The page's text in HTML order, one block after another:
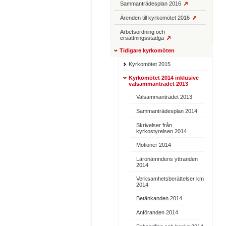
Sammanträdesplan 2016
Ärenden till kyrkomötet 2016
Arbetsordning och
ersättningsstadga
Tidigare kyrkomöten
Kyrkomötet 2015
Kyrkomötet 2014 inklusive
valsammanträdet 2013
Valsammanträdet 2013
Sammanträdesplan 2014
Skrivelser från
kyrkostyrelsen 2014
Motioner 2014
Läronämndens yttranden
2014
Verksamhetsberättelser km
2014
Betänkanden 2014
Anföranden 2014